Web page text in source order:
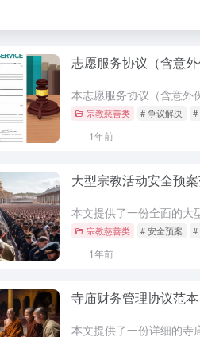
志愿服务协议（含意
宗教慈善类 # 争议解决 #
1年前
大型宗教活动安全预
宗教慈善类 # 安全预案 #
1年前
寺庙财务管理协议范本